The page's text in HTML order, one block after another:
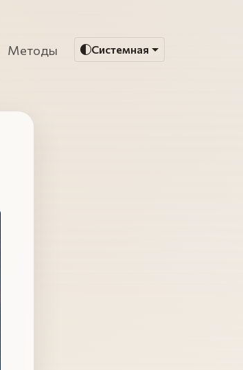
Методы Системная